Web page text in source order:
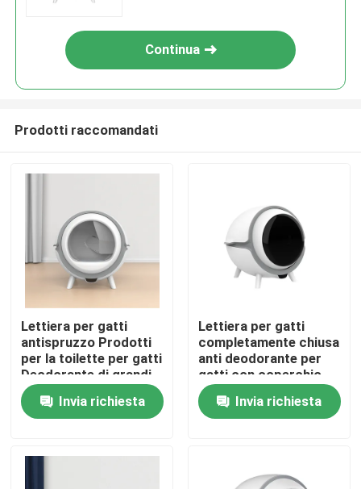
Casa
Continua
Prodotti raccomandati
Lettiera per gatti
antispruzzo Prodotti
per la toilette per gatti
Deodorante di grandi
dimensioni
Invia richiesta
Lettiera per gatti
completamente chiusa
anti deodorante per
gatti con coperchio
220V
Invia richiesta